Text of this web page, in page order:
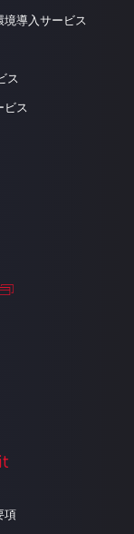
導入サービス
ス
ビス
項